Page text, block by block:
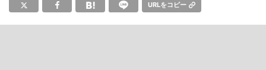
URLをコピー